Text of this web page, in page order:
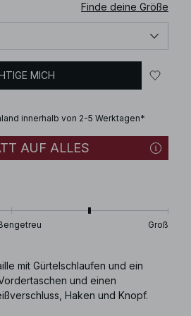
Finde deine Größe
MICH
innerhalb von 2-5 Werktagen*
AUF ALLES
Groß
mit Gürtelschlaufen und ein
und einen
Haken und Knopf.